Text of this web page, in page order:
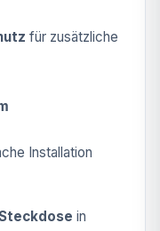
für zusätzliche
Installation
in